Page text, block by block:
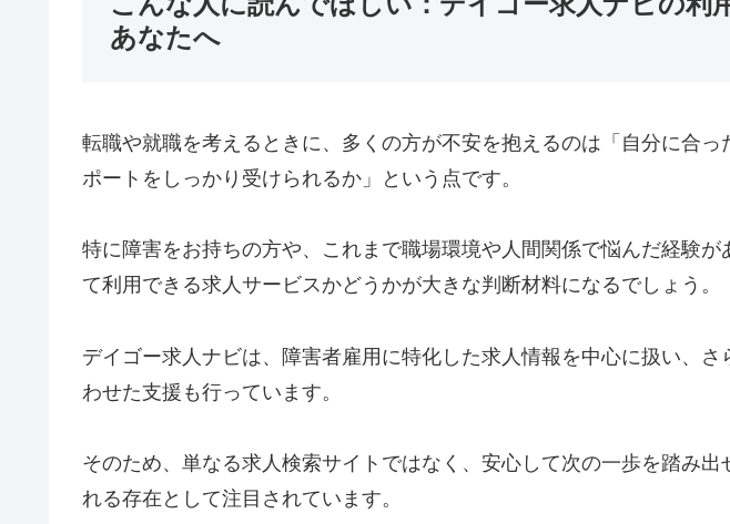
あなたへ
転職や就職を考えるときに、多くの方が不安を抱えるのは「自分に合っ
ポートをしっかり受けられるか」という点です。
特に障害をお持ちの方や、これまで職場環境や人間関係で悩んだ経験が
て利用できる求人サービスかどうかが大きな判断材料になるでしょう。
デイゴー求人ナビは、障害者雇用に特化した求人情報を中心に扱い、さ
わせた支援も行っています。
そのため、単なる求人検索サイトではなく、安心して次の一歩を踏み出
れる存在として注目されています。